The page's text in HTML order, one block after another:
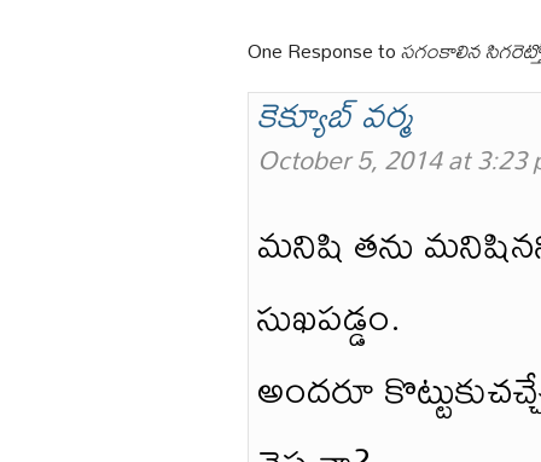
One Response toసగంకాలిన
కెక్యూబ్ వర్మ
October 5, 2014 at 3:23
మనిషి తను
సుఖపడ్డం.
అందరూ